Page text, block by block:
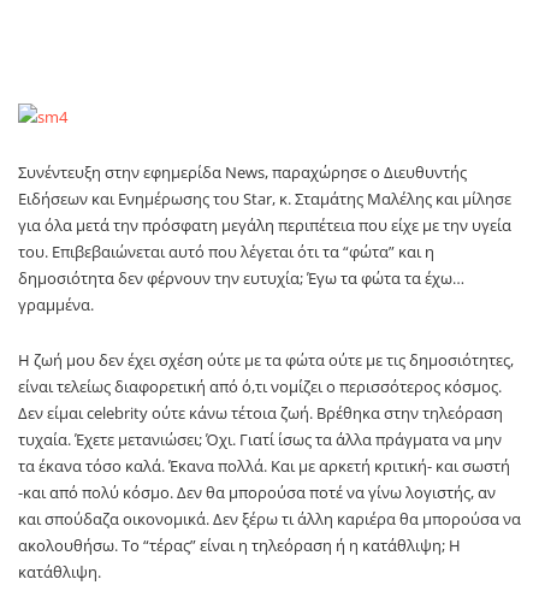
Συνέντευξη στην εφημερίδα News, παραχώρησε ο Διευθυντής
Ειδήσεων και Ενημέρωσης του Star, κ. Σταμάτης Μαλέλης και μίλησε
για όλα μετά την πρόσφατη μεγάλη περιπέτεια που είχε με την υγεία
του. Επιβεβαιώνεται αυτό που λέγεται ότι τα “φώτα” και η
δημοσιότητα δεν φέρνουν την ευτυχία; Έγω τα φώτα τα έχω…
γραμμένα.
Η ζωή μου δεν έχει σχέση ούτε με τα φώτα ούτε με τις δημοσιότητες,
είναι τελείως διαφορετική από ό,τι νομίζει ο περισσότερος κόσμος.
Δεν είμαι celebrity ούτε κάνω τέτοια ζωή. Βρέθηκα στην τηλεόραση
τυχαία. Έχετε μετανιώσει; Όχι. Γιατί ίσως τα άλλα πράγματα να μην
τα έκανα τόσο καλά. Έκανα πολλά. Και με αρκετή κριτική- και σωστή
-και από πολύ κόσμο. Δεν θα μπορούσα ποτέ να γίνω λογιστής, αν
και σπούδαζα οικονομικά. Δεν ξέρω τι άλλη καριέρα θα μπορούσα να
ακολουθήσω. Το “τέρας” είναι η τηλεόραση ή η κατάθλιψη; Η
κατάθλιψη.